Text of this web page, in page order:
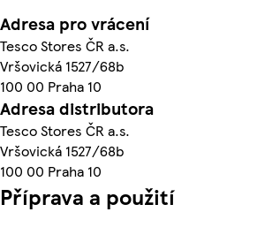
Adresa pro vrácení
Tesco Stores ČR a.s.
Vršovická 1527/68b
100 00 Praha 10
Adresa distributora
Tesco Stores ČR a.s.
Vršovická 1527/68b
100 00 Praha 10
Příprava a použití